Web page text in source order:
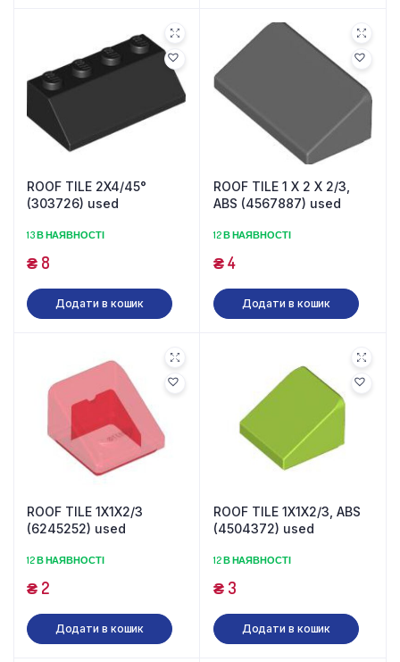
ROOF TILE 2X4/45°
(303726) used
13 В НАЯВНОСТІ
₴8
Додати в кошик
ROOF TILE 1 X 2 X 2/3,
ABS (4567887) used
12 В НАЯВНОСТІ
₴4
Додати в кошик
ROOF TILE 1X1X2/3
(6245252) used
12 В НАЯВНОСТІ
₴2
Додати в кошик
ROOF TILE 1X1X2/3, ABS
(4504372) used
12 В НАЯВНОСТІ
₴3
Додати в кошик